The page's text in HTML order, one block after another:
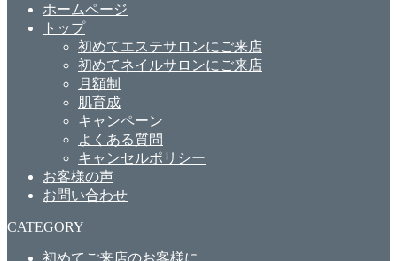
ホームページ
トップ
初めてエステサロンにご来店
初めてネイルサロンにご来店
月額制
肌育成
キャンペーン
よくある質問
キャンセルポリシー
お客様の声
お問い合わせ
CATEGORY
初めてご来店のお客様に